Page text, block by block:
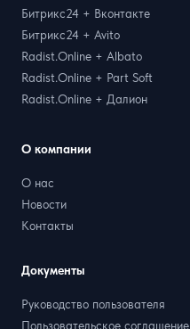
Битрикс24 + Вконтакте
Битрикс24 + Avito
Radist.Online + Albato
Radist.Online + Part Soft
Radist.Online + Далион
О компании
О нас
Новости
Контакты
Документы
Руководство пользователя
Пользовательское соглашение